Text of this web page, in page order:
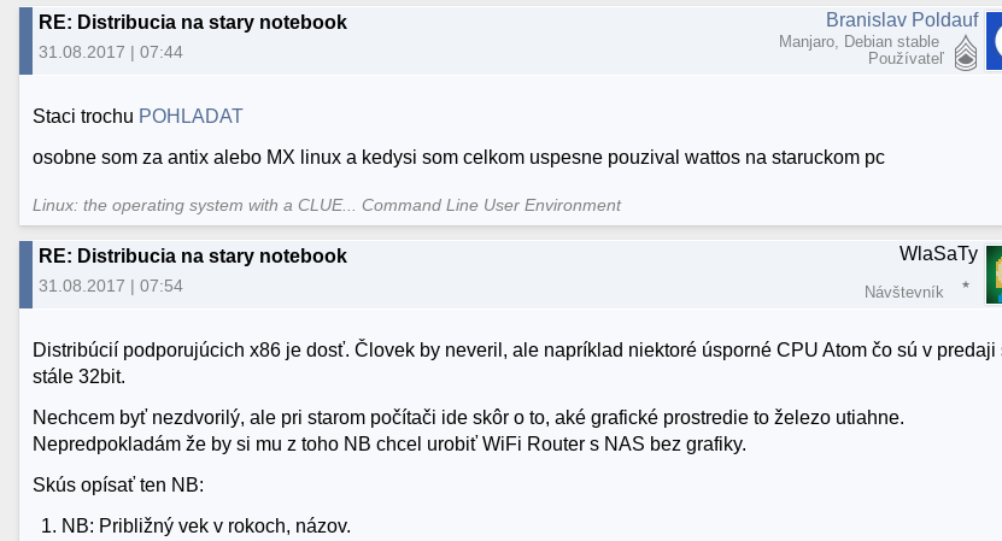
RE: Distribucia na stary notebook
31.08.2017 | 07:44
Branislav Poldauf
Manjaro, Debian stable
Používateľ
Staci trochu POHLADAT
osobne som za antix alebo MX linux a kedysi som celkom uspesne pouzival wattos na staruckom pc
Linux: the operating system with a CLUE... Command Line User Environment
RE: Distribucia na stary notebook
31.08.2017 | 07:54
WlaSaTy
Návštevník
Distribúcií podporujúcich x86 je dosť. Človek by neveril, ale napríklad niektoré úsporné CPU Atom čo sú v predaji
stále 32bit.
Nechcem byť nezdvorilý, ale pri starom počítači ide skôr o to, aké grafické prostredie to železo utiahne.
Nepredpokladám že by si mu z toho NB chcel urobiť WiFi Router s NAS bez grafiky.
Skús opísať ten NB:
NB: Približný vek v rokoch, názov.